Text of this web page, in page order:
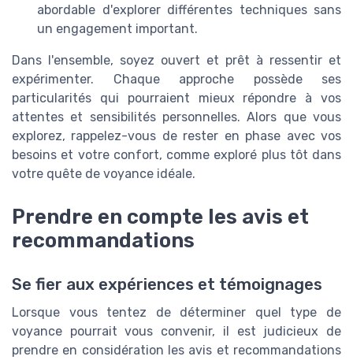
abordable d'explorer différentes techniques sans
un engagement important.
Dans l'ensemble, soyez ouvert et prêt à ressentir et
expérimenter. Chaque approche possède ses
particularités qui pourraient mieux répondre à vos
attentes et sensibilités personnelles. Alors que vous
explorez, rappelez-vous de rester en phase avec vos
besoins et votre confort, comme exploré plus tôt dans
votre quête de voyance idéale.
Prendre en compte les avis et
recommandations
Se fier aux expériences et témoignages
Lorsque vous tentez de déterminer quel type de
voyance pourrait vous convenir, il est judicieux de
prendre en considération les avis et recommandations